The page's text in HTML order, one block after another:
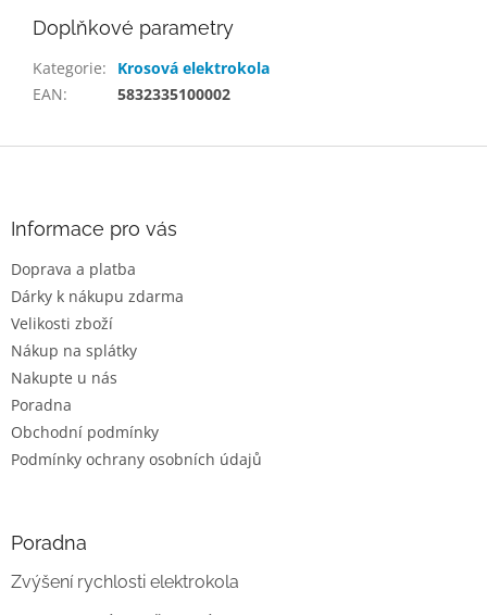
Doplňkové parametry
Kategorie:
Krosová elektrokola
EAN: 5832335100002
Informace pro vás
Doprava a platba
Dárky k nákupu zdarma
Velikosti zboží
Nákup na splátky
Nakupte u nás
Poradna
Obchodní podmínky
Podmínky ochrany osobních údajů
Poradna
Zvýšení rychlosti elektrokola